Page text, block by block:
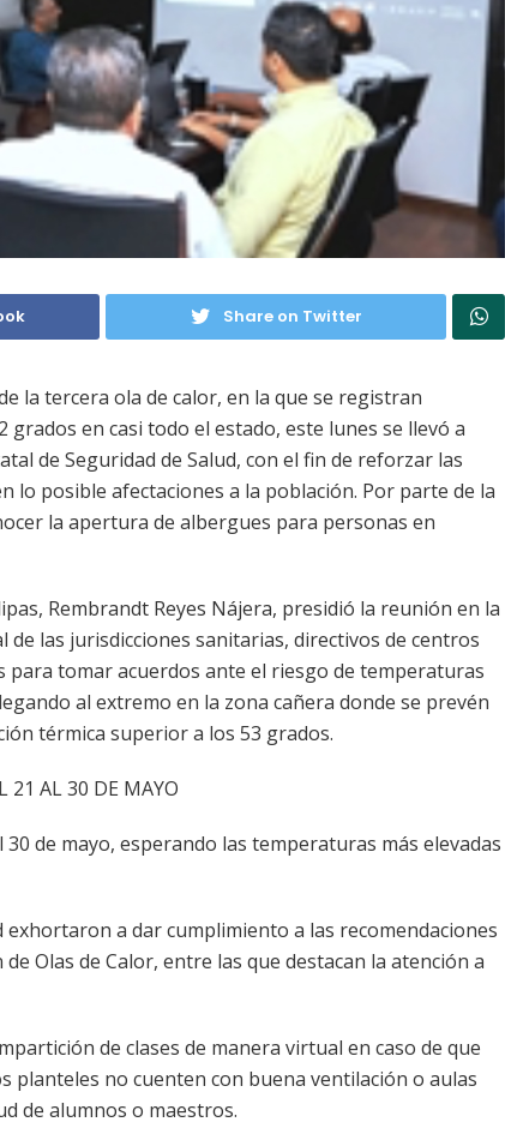
Share on Twitter
la tercera ola de calor, en la que se registran
en casi todo el estado, este lunes se llevó a
de Seguridad de Salud, con el fin de reforzar las
lo posible afectaciones a la población. Por parte de la
la apertura de albergues para personas en
Rembrandt Reyes Nájera, presidió la reunión en la
las jurisdicciones sanitarias, directivos de centros
tomar acuerdos ante el riesgo de temperaturas
al extremo en la zona cañera donde se prevén
térmica superior a los 53 grados.
21 AL 30 DE MAYO
de mayo, esperando las temperaturas más elevadas
a dar cumplimiento a las recomendaciones
Olas de Calor, entre las que destacan la atención a
de clases de manera virtual en caso de que
planteles no cuenten con buena ventilación o aulas
de alumnos o maestros.